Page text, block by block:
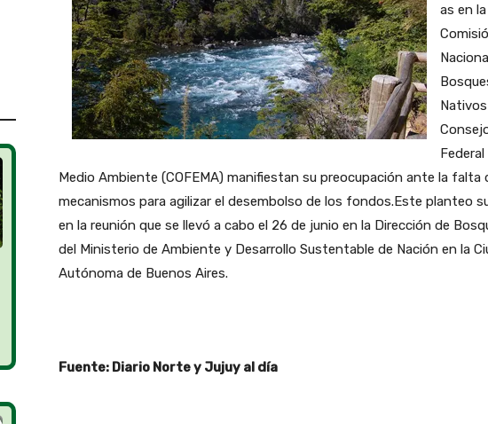
as en la
Federal
Medio Ambiente (COFEMA) manifiestan su preocupación ante la falta
mecanismos para agilizar el desembolso de los fondos.Este planteo
en la reunión que se llevó a cabo el 26 de junio en la Dirección de
del Ministerio de Ambiente y Desarrollo Sustentable de Nación en la
Autónoma de Buenos Aires.
Fuente: Diario Norte y Jujuy al día